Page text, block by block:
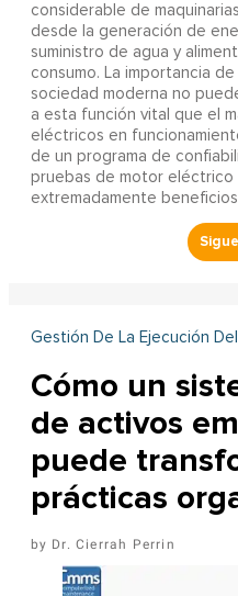
considerable de
desde la generación de
suministro de agua y
consumo. La importancia
sociedad moderna no
a esta función vital que el
eléctricos en
de un programa de
pruebas de motor eléctrico
extremadamente
Gestión De La Ejecución
Cómo un
de activos
puede
prácticas
Dr. Cierrah Perrin